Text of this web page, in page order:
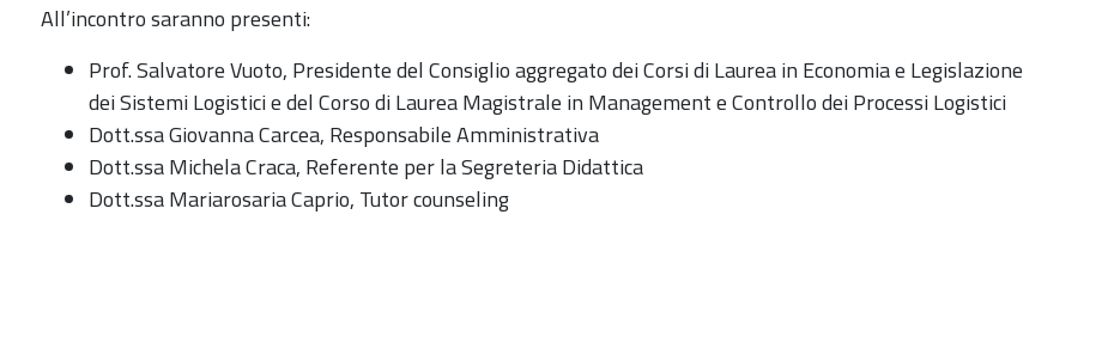
All’incontro saranno presenti:
Prof. Salvatore Vuoto, Presidente del Consiglio aggregato dei Corsi di Laurea in Economia e Legislazione
dei Sistemi Logistici e del Corso di Laurea Magistrale in Management e Controllo dei Processi Logistici
Dott.ssa Giovanna Carcea, Responsabile Amministrativa
Dott.ssa Michela Craca, Referente per la Segreteria Didattica
Dott.ssa Mariarosaria Caprio, Tutor counseling